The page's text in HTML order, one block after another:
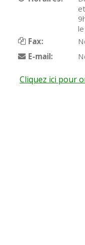
Fax:
E-mail:
Cliquez ici pour